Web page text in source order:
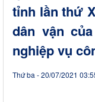
tỉnh lần thứ
dân vận
nghiệp vụ
Thứ ba - 20/07/2021